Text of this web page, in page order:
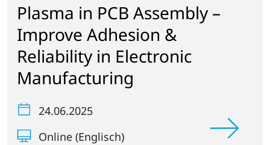
Plasma in PCB Assembly –
Improve Adhesion &
Reliability in Electronic
Manufacturing
24.06.2025
Online (Englisch)